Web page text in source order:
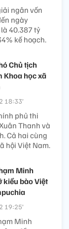
ngân vốn
ngày
40.387 tỷ
kế hoạch.
Chủ tịch
Khoa học xã
18:33’
phủ thi
Thanh và
Cả hai cùng
hội Việt Nam.
Minh
kiều bào Việt
19:25’
Minh